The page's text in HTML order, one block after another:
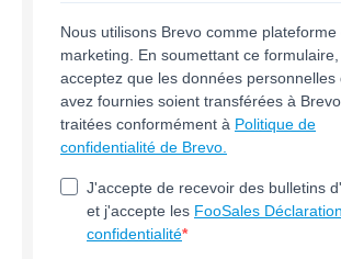
Nous utilisons Brevo comme plateforme
marketing. En soumettant ce
acceptez que les données personnelles
avez fournies soient transférées à
traitées conformément à Politique de
confidentialité de Brevo.
J'accepte de recevoir des bulletins
et j'accepte les FooSales
confidentialité